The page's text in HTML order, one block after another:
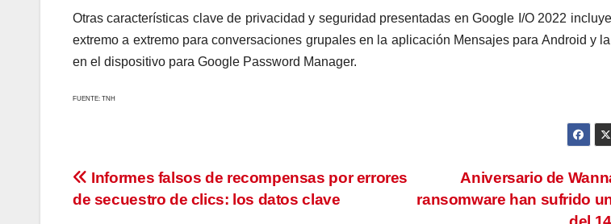
Otras características clave de privacidad y seguridad presentadas en Google I/O 2022
extremo a extremo para conversaciones grupales en la aplicación Mensajes para Android y
en el dispositivo para Google Password Manager.
FUENTE: TNH
Navegación
Aniversario de
ransomware han sufrido
Informes falsos de recompensas por errores
de secuestro de clics: los datos clave